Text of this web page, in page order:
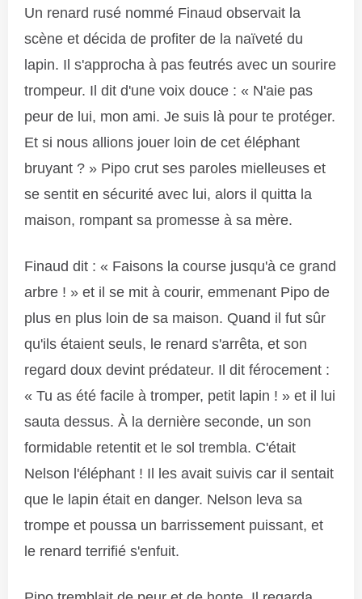
Un renard rusé nommé Finaud observait la
scène et décida de profiter de la naïveté du
lapin. Il s'approcha à pas feutrés avec un sourire
trompeur. Il dit d'une voix douce : « N'aie pas
peur de lui, mon ami. Je suis là pour te protéger.
Et si nous allions jouer loin de cet éléphant
bruyant ? » Pipo crut ses paroles mielleuses et
se sentit en sécurité avec lui, alors il quitta la
maison, rompant sa promesse à sa mère.
Finaud dit : « Faisons la course jusqu'à ce grand
arbre ! » et il se mit à courir, emmenant Pipo de
plus en plus loin de sa maison. Quand il fut sûr
qu'ils étaient seuls, le renard s'arrêta, et son
regard doux devint prédateur. Il dit férocement :
« Tu as été facile à tromper, petit lapin ! » et il lui
sauta dessus. À la dernière seconde, un son
formidable retentit et le sol trembla. C'était
Nelson l'éléphant ! Il les avait suivis car il sentait
que le lapin était en danger. Nelson leva sa
trompe et poussa un barrissement puissant, et
le renard terrifié s'enfuit.